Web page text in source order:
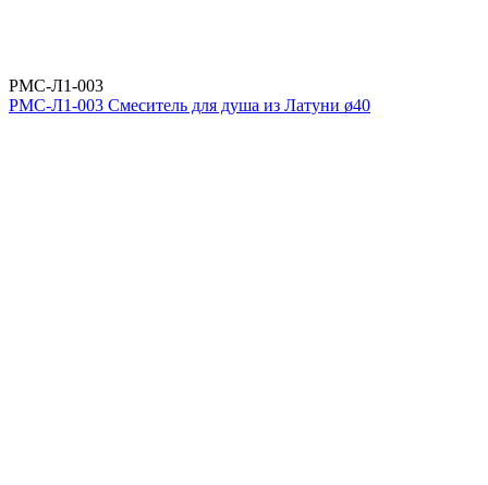
РМС-Л1-003
РМС-Л1-003 Смеситель для душа из Латуни ø40